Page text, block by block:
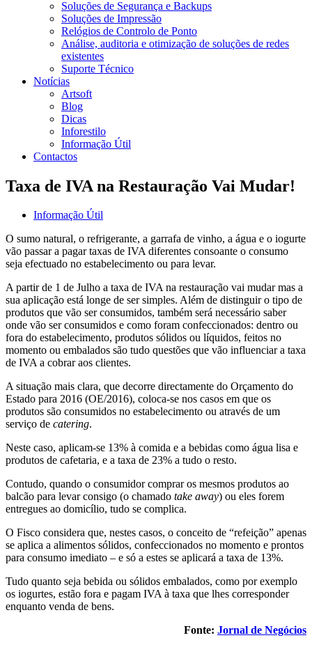
Soluções de Segurança e Backups
Soluções de Impressão
Relógios de Controlo de Ponto
Análise, auditoria e otimização de soluções de redes
existentes
Suporte Técnico
Notícias
Artsoft
Blog
Dicas
Inforestilo
Informação Útil
Contactos
Taxa de IVA na Restauração Vai Mudar!
Informação Útil
O sumo natural, o refrigerante, a garrafa de vinho, a água e o iogurte
vão passar a pagar taxas de IVA diferentes consoante o consumo
seja efectuado no estabelecimento ou para levar.
A partir de 1 de Julho a taxa de IVA na restauração vai mudar mas a
sua aplicação está longe de ser simples. Além de distinguir o tipo de
produtos que vão ser consumidos, também será necessário saber
onde vão ser consumidos e como foram confeccionados: dentro ou
fora do estabelecimento, produtos sólidos ou líquidos, feitos no
momento ou embalados são tudo questões que vão influenciar a taxa
de IVA a cobrar aos clientes.
A situação mais clara, que decorre directamente do Orçamento do
Estado para 2016 (OE/2016), coloca-se nos casos em que os
produtos são consumidos no estabelecimento ou através de um
serviço de catering.
Neste caso, aplicam-se 13% à comida e a bebidas como água lisa e
produtos de cafetaria, e a taxa de 23% a tudo o resto.
Contudo, quando o consumidor comprar os mesmos produtos ao
balcão para levar consigo (o chamado take away) ou eles forem
entregues ao domicílio, tudo se complica.
O Fisco considera que, nestes casos, o conceito de “refeição” apenas
se aplica a alimentos sólidos, confeccionados no momento e prontos
para consumo imediato – e só a estes se aplicará a taxa de 13%.
Tudo quanto seja bebida ou sólidos embalados, como por exemplo
os iogurtes, estão fora e pagam IVA à taxa que lhes corresponder
enquanto venda de bens.
Fonte: Jornal de Negócios